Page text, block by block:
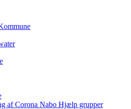
af Corona Nabo Hjælp grupper